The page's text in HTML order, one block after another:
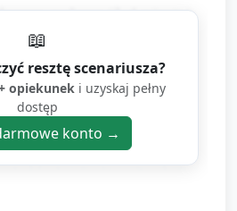
ruchowa (3–4 minuty):
by wykonały krótkie
oddechowe: wdech przez nos —
jak odległa gwiazda.
prostą skalę: nucenie „m-
w dół i w górę, na różnej głośności
📖
resztę scenariusza?
opiekunek i uzyskaj pełny
dostęp
konto →